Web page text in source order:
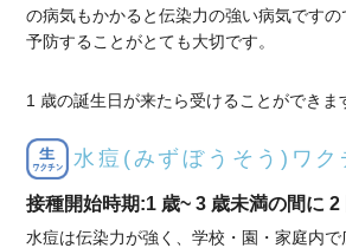
の病気もかかると伝染力の強い病気です
予防することがとても大切です。
1 歳の誕生日が来たら受けることができま
水痘(みずぼうそう)ワク
接種開始時期:1 歳~ 3 歳未満の間に 2
水痘は伝染力が強く、学校・園・家庭内